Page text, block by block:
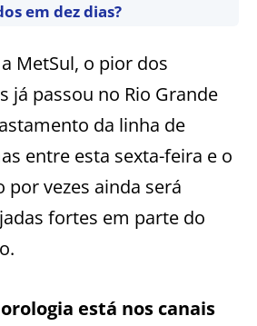
em dez dias?
MetSul, o pior dos
já passou no Rio Grande
da linha de
entre esta sexta-feira e o
por vezes ainda será
fortes em parte do
está nos canais